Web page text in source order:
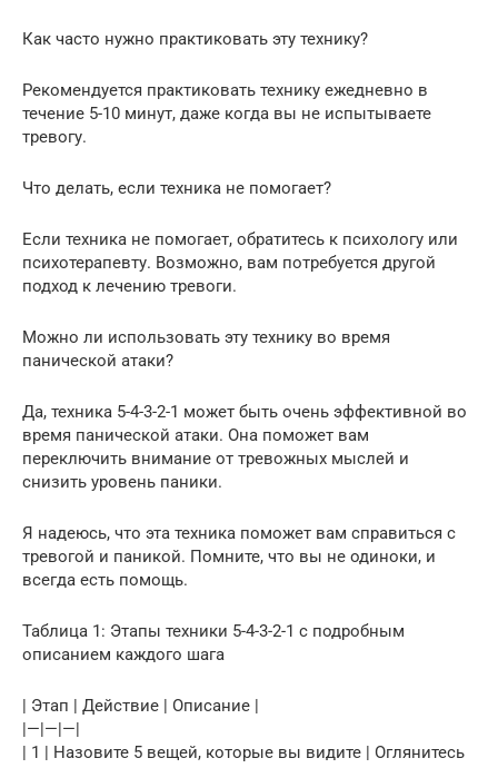
Как часто нужно практиковать эту технику?
Рекомендуется практиковать технику ежедневно в
течение 5-10 минут, даже когда вы не испытываете
тревогу.
Что делать, если техника не помогает?
Если техника не помогает, обратитесь к психологу или
психотерапевту. Возможно, вам потребуется другой
подход к лечению тревоги.
Можно ли использовать эту технику во время
панической атаки?
Да, техника 5-4-3-2-1 может быть очень эффективной во
время панической атаки. Она поможет вам
переключить внимание от тревожных мыслей и
снизить уровень паники.
Я надеюсь, что эта техника поможет вам справиться с
тревогой и паникой. Помните, что вы не одиноки, и
всегда есть помощь.
Таблица 1: Этапы техники 5-4-3-2-1 с подробным
описанием каждого шага
| Этап | Действие | Описание |
|—|—|—|
| 1 | Назовите 5 вещей, которые вы видите | Оглянитесь